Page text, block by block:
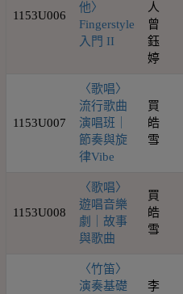
1153U006
他〉
Fingerstyle
入門 II
人
曾
鈺
婷
1153U007
〈歌唱〉
流行歌曲
演唱班｜
節奏與旋
律Vibe
買
皓
雪
1153U008
〈歌唱〉
遊唱音樂
劇｜故事
與歌曲
買
皓
雪
〈竹笛〉
演奏基礎
李